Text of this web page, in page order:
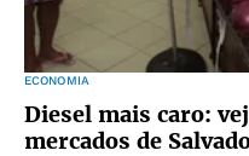
ECONOMIA
Diesel mais caro:
mercados de